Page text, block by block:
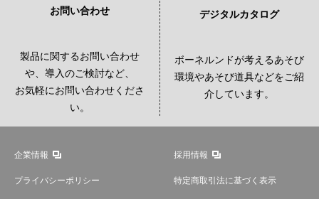
お問い合わせ
製品に関するお問い合わせ
や、導入のご検討など、
お気軽にお問い合わせくださ
い。
デジタルカタログ
ボーネルンドが考えるあそび
環境やあそび道具などをご紹
介しています。
企業情報 採用情報
プライバシーポリシー 特定商取引法に基づく表示